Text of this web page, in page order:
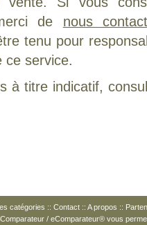
de nous
tenu pour
ce service.
à titre indicatif,
catégories :: Contact :: A propos ::
/ eComparateur® vous